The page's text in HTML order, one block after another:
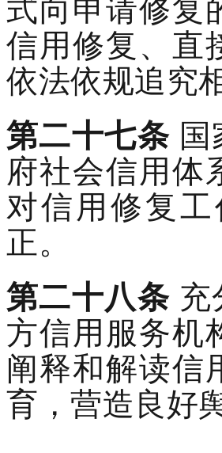
式向申请修复
信用修复 、直
依法依规追究
第二十七条
府社会信用体
对信用修复
正。
第二十八条
方信用服务机
阐释和解读信
育，营造良好